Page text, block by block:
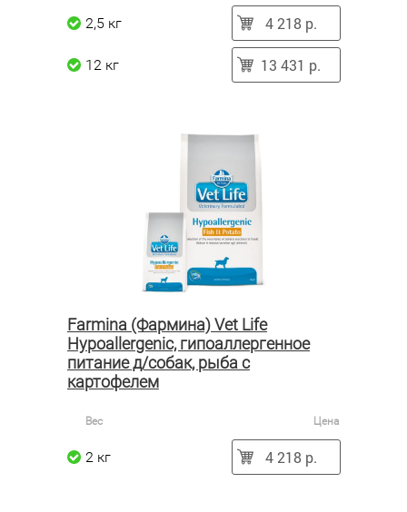
2,5 кг 4 218 р.
12 кг 13 431 р.
Farmina (Фармина) Vet Life
Hypoallergenic, гипоаллергенное
питание д/собак, рыба с
картофелем
Вес Цена
2 кг 4 218 р.